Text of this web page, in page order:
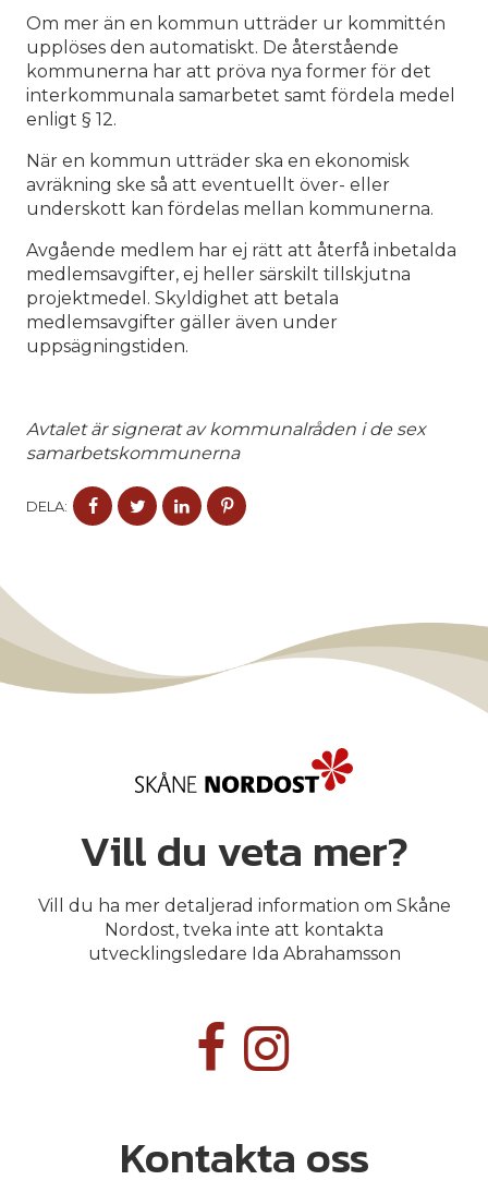
Om mer än en kommun utträder ur kommittén
upplöses den automatiskt. De återstående
kommunerna har att pröva nya former för det
interkommunala samarbetet samt fördela medel
enligt § 12.
När en kommun utträder ska en ekonomisk
avräkning ske så att eventuellt över- eller
underskott kan fördelas mellan kommunerna.
Avgående medlem har ej rätt att återfå inbetalda
medlemsavgifter, ej heller särskilt tillskjutna
projektmedel. Skyldighet att betala
medlemsavgifter gäller även under
uppsägningstiden.
Avtalet är signerat av kommunalråden i de sex
samarbetskommunerna
DELA:
DELA
PÅ
DELA
PÅ
DELA
PÅ
PÅ
Vill du veta mer?
Vill du ha mer detaljerad information om Skåne
Nordost, tveka inte att kontakta
utvecklingsledare Ida Abrahamsson
Kontakta oss